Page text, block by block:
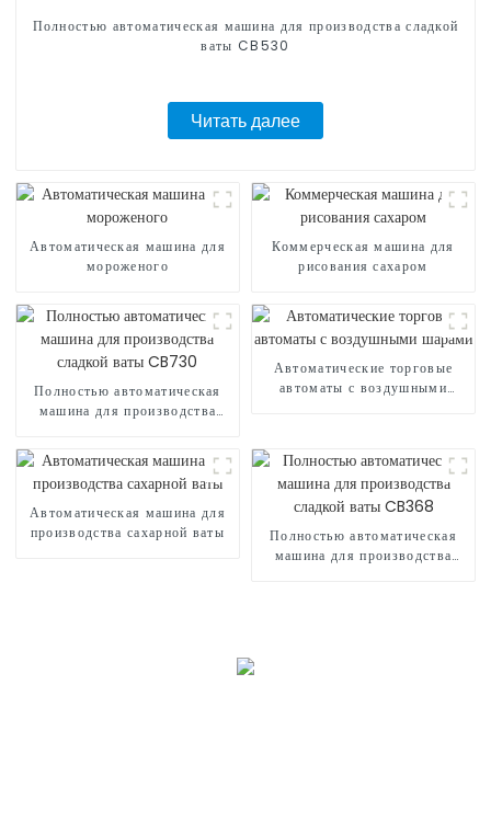
Полностью автоматическая машина для производства сладкой
ваты CB530
Читать далее
Автоматическая машина для
мороженого
Коммерческая машина для
рисования сахаром
Полностью автоматическая
машина для производства
Автоматические торговые
автоматы с воздушными
Автоматическая машина для
производства сахарной ваты
Полностью автоматическая
машина для производства